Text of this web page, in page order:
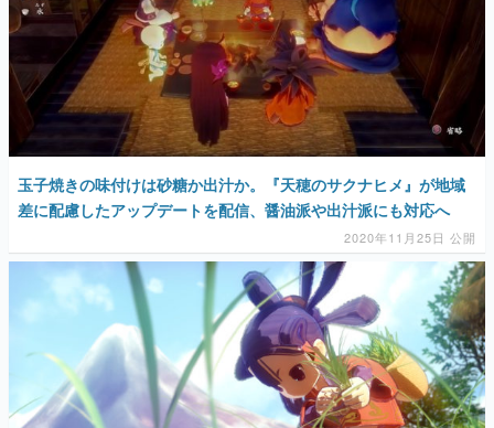
玉子焼きの味付けは砂糖か出汁か。『天穂のサクナヒメ』が地域
差に配慮したアップデートを配信、醤油派や出汁派にも対応へ
2020年11月25日 公開